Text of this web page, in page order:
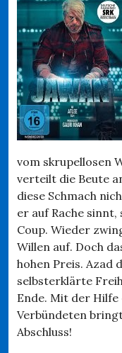
vom skrupellosen
verteilt die Beute
diese Schmach
er auf Rache
Coup. Wieder
Willen auf. Doch
hohen Preis. Azad
selbsterklärte
Ende. Mit der
Verbündeten
Abschluss!